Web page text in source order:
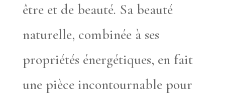
être et de beauté. Sa beauté
naturelle, combinée à ses
propriétés énergétiques, en fait
une pièce incontournable pour